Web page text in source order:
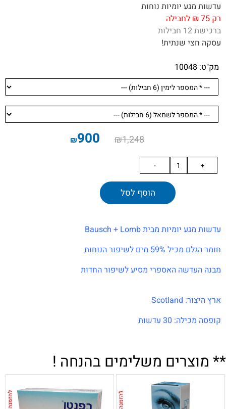
עדשות מגע יומיות נוחות
רק 75 ₪ לחבילה
ברכישת 12 חבילות
עסקה חצי שנתית!
מק"ט: 10048
₪1,248
₪900
הוסף לסל
עדשות מגע יומיות מבית Bausch + Lomb
חומר הגלם מכיל 59% מים לשיפור הנוחות
מבנה העדשה האספרי מסיע לשיפור החדות
ארץ היצור: Scotland
קופסה מכילה: 30 עדשות
** מוצרים משלימים בהנחה !